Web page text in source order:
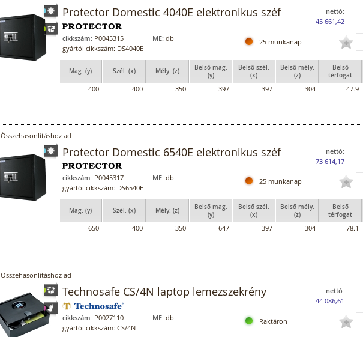
nettó:
45 661,42
Protector Domestic 4040E elektronikus széf
cikkszám: P0045315 ME: db 25 munkanap
gyártói cikkszám: DS4040E
Mag. (y) Szél. (x) Mély. (z)
Belső mag.
(y)
Belső szél.
(x)
Belső mély.
(z)
Belső
térfogat
400 400 350 397 397 304 47.9
Összehasonlításhoz ad
nettó:
73 614,17
Protector Domestic 6540E elektronikus széf
cikkszám: P0045317 ME: db 25 munkanap
gyártói cikkszám: DS6540E
Mag. (y) Szél. (x) Mély. (z)
Belső mag.
(y)
Belső szél.
(x)
Belső mély.
(z)
Belső
térfogat
650 400 350 647 397 304 78.1
Összehasonlításhoz ad
nettó:
44 086,61
Technosafe CS/4N laptop lemezszekrény
cikkszám: P0027110 ME: db Raktáron
gyártói cikkszám: CS/4N